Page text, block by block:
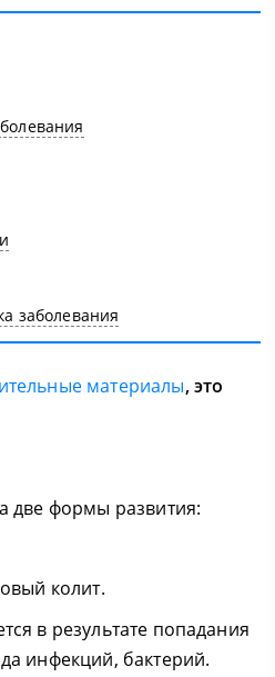
заболевания
материалы, это
две формы развития:
колит.
в результате попадания
инфекций, бактерий.